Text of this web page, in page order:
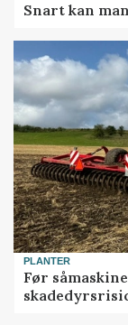
Snart kan
PLANTER
Før